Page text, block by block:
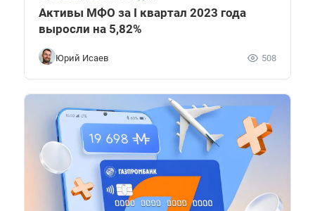
Активы МФО за I квартал 2023 года
выросли на 5,82%
Юрий Исаев 508